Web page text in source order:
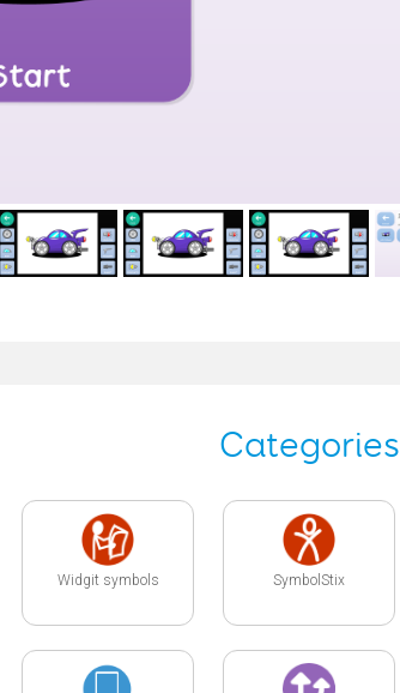
Categories
Widgit symbols SymbolStix